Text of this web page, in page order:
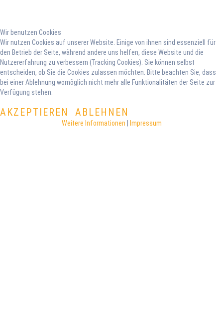
Wir benutzen Cookies
Wir nutzen Cookies auf unserer Website. Einige von ihnen sind essenziell für
den Betrieb der Seite, während andere uns helfen, diese Website und die
Nutzererfahrung zu verbessern (Tracking Cookies). Sie können selbst
entscheiden, ob Sie die Cookies zulassen möchten. Bitte beachten Sie, dass
bei einer Ablehnung womöglich nicht mehr alle Funktionalitäten der Seite zur
Verfügung stehen.
AKZEPTIEREN ABLEHNEN
Weitere Informationen Impressum